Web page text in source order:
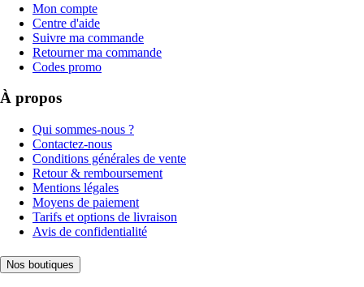
Mon compte
Centre d'aide
Suivre ma commande
Retourner ma commande
Codes promo
À propos
Qui sommes-nous ?
Contactez-nous
Conditions générales de vente
Retour & remboursement
Mentions légales
Moyens de paiement
Tarifs et options de livraison
Avis de confidentialité
Nos boutiques